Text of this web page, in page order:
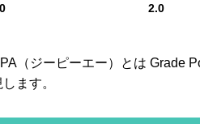
2.0
（ジーピーエー）とは Grade
ます。